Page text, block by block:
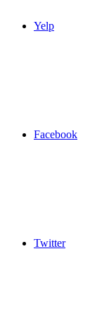
Yelp
Facebook
Twitter